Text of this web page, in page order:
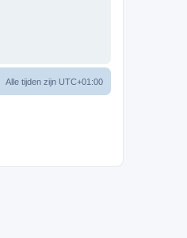
Alle tijden zijn UTC+01:00